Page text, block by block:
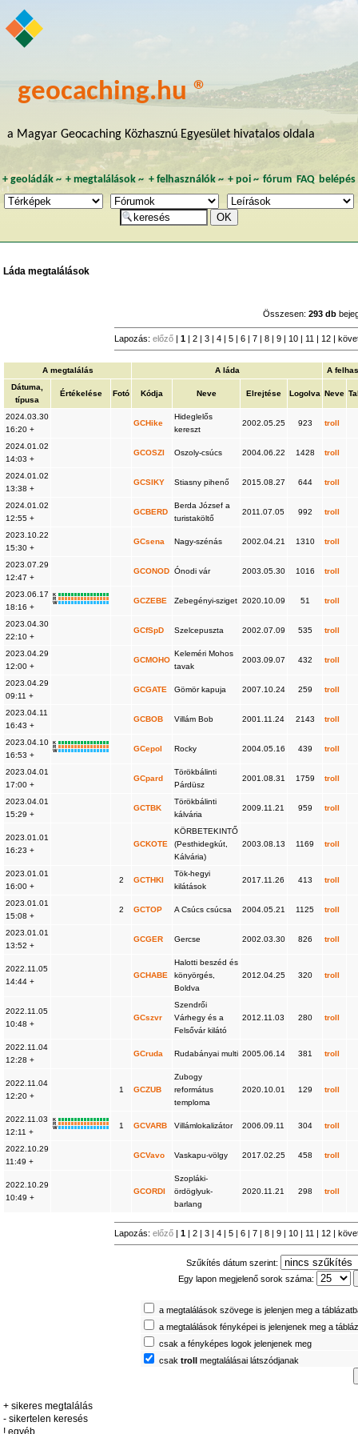
geocaching.hu ®
a Magyar Geocaching Közhasznú Egyesület hivatalos oldala
+geoládák~ +megtalálások ~ + felhasználók~ + poi~ fórum FAQ belépés
Láda megtalálások
Összesen:293 db
Lapozás:előző |1 | 2 | 3 | 4 | 5 | 6 | 7 | 8 | 9 | 10 | 11 | 12 |
A megtalálás A láda
A
Dátuma,
típusa
Értékelése Fotó Kódja Neve Elrejtése Logolva Neve
2024.03.30
16:20 +
GCHike
Hideglelős
kereszt
2002.05.25 923 troll
2024.01.02
14:03 +
GCOSZI Oszoly-csúcs 2004.06.22 1428 troll
2024.01.02
13:38 +
GCSIKY Stiasny pihenő 2015.08.27 644 troll
2024.01.02
12:55 +
GCBERD
Berda József a
turistaköltő
2011.07.05 992 troll
2023.10.22
15:30 +
GCsena Nagy-szénás 2002.04.21 1310 troll
2023.07.29
12:47 +
GCONOD Ónodi vár 2003.05.30 1016 troll
2023.06.17
18:16 +
K
R
W
GCZEBE Zebegényi-sziget 2020.10.09 51 troll
2023.04.30
22:10 +
GCfSpD Szelcepuszta 2002.07.09 535 troll
2023.04.29
12:00 +
GCMOHO
Keleméri Mohos
tavak
2003.09.07 432 troll
2023.04.29
09:11 +
GCGATE Gömör kapuja 2007.10.24 259 troll
2023.04.11
16:43 +
GCBOB Villám Bob 2001.11.24 2143 troll
2023.04.10
16:53 +
K
R
W
GCepol Rocky 2004.05.16 439 troll
2023.04.01
17:00 +
GCpard
Törökbálinti
Párdüsz
2001.08.31 1759 troll
2023.04.01
15:29 +
GCTBK
Törökbálinti
kálvária
2009.11.21 959 troll
2023.01.01
16:23 +
GCKOTE
KÖRBETEKINTŐ
(Pesthidegkút,
Kálvária)
2003.08.13 1169 troll
2023.01.01
16:00 +
2 GCTHKI
Tök-hegyi
kilátások
2017.11.26 413 troll
2023.01.01
15:08 +
2 GCTOP A Csúcs csúcsa 2004.05.21 1125 troll
2023.01.01
13:52 +
GCGER Gercse 2002.03.30 826 troll
2022.11.05
14:44 +
GCHABE
Halotti beszéd és
könyörgés,
Boldva
2012.04.25 320 troll
2022.11.05
10:48 +
GCszvr
Szendrői
Várhegy és a
Felsővár kilátó
2012.11.03 280 troll
2022.11.04
12:28 +
GCruda Rudabányai multi 2005.06.14 381 troll
2022.11.04
12:20 +
1 GCZUB
Zubogy
református
temploma
2020.10.01 129 troll
2022.11.03
12:11 +
K
R
W
1 GCVARB Villámlokalizátor 2006.09.11 304 troll
2022.10.29
11:49 +
GCVavo Vaskapu-völgy 2017.02.25 458 troll
2022.10.29
10:49 +
GCORDI
Szopláki-
ördöglyuk-
barlang
2020.11.21 298 troll
Lapozás:előző |1 | 2 | 3 | 4 | 5 | 6 | 7 | 8 | 9 | 10 | 11 | 12 |
Szűkítés dátum szerint:
Egy lapon megjelenő sorok száma:
a megtalálások szövege is jelenjen meg a
a megtalálások fényképei is jelenjenek meg a
csak a fényképes logok jelenjenek meg
csaktroll megtalálásai látszódjanak
+ sikeres megtalálás
- sikertelen keresés
! egyéb